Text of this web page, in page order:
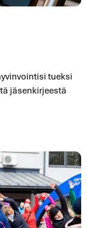
tueksi
jäsenkirjeestä